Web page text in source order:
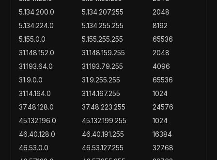
5.134.200.0
5.134.207.255
2048
5.134.224.0
5.134.255.255
8192
5.155.0.0
5.155.255.255
65536
31.148.152.0
31.148.159.255
2048
31.193.64.0
31.193.79.255
4096
31.9.0.0
31.9.255.255
65536
31.14.164.0
31.14.167.255
1024
37.48.128.0
37.48.223.255
24576
45.132.196.0
45.132.199.255
1024
46.40.128.0
46.40.191.255
16384
46.53.0.0
46.53.127.255
32768